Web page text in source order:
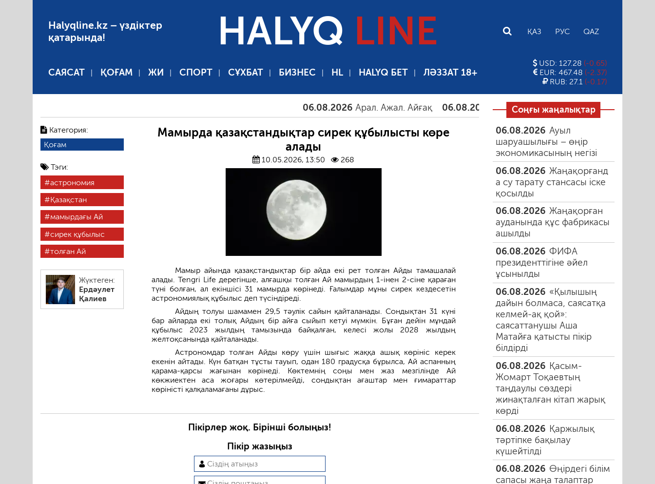
Halyqline.kz – үздіктер
қатарында!
HALYQ LINE ҚАЗ РУС QAZ
САЯСАТ ҚОҒАМ ЖИ СПОРТ СҰХБАТ БИЗНЕС HL HALYQ БЕТ ЛӘЗЗАТ 18+
USD: 127.28 (-0.65)
EUR: 467.48 (-2.37)
RUB: 27.1 (-0.17)
06.08.2026 Арал. Ажал. Айғақ 06.08.2026 Тамыздағы таңғы түтін 06.08.2026
Категория:
Қоғам
Тэги:
астрономия
Қазақстан
мамырдағы Ай
сирек құбылыс
толған Ай
Жүктеген:
Ердәулет
Қалиев
Мамырда қазақстандықтар сирек құбылысты көре
алады
10.05.2026, 13:50 268
Мамыр айында қазақстандықтар бір айда екі рет толған Айды тамашалай
алады. Tengri Life дерегінше, алғашқы толған Ай мамырдың 1-інен 2-сіне қараған
түні болған, ал екіншісі 31 мамырда көрінеді. Ғалымдар мұны сирек кездесетін
астрономиялық құбылыс деп түсіндіреді.
Айдың толуы шамамен 29,5 тәулік сайын қайталанады. Сондықтан 31 күні
бар айларда екі толық Айдың бір айға сыйып кетуі мүмкін. Бұған дейін мұндай
құбылыс 2023 жылдың тамызында байқалған, келесі жолы 2028 жылдың
желтоқсанында қайталанады.
Астрономдар толған Айды көру үшін шығыс жаққа ашық көрініс керек
екенін айтады. Күн батқан тұсты тауып, одан 180 градусқа бұрылса, Ай аспанның
қарама-қарсы жағынан көрінеді. Көктемнің соңы мен жаз мезгілінде Ай
көкжиектен аса жоғары көтерілмейді, сондықтан ағаштар мен ғимараттар
көріністі қалқаламағаны дұрыс.
Пікірлер жоқ. Бірінші болыңыз!
Пікір жазыңыз
Соңғы жаңалықтар
06.08.2026 Ауыл
шаруашылығы – өңір
экономикасының негізі
06.08.2026 Жаңақорғанд
а су тарату стансасы іске
қосылды
06.08.2026 Жаңақорған
ауданында құс фабрикасы
ашылды
06.08.2026 ФИФА
президенттігіне әйел
ұсынылды
06.08.2026 «Қылышың
дайын болмаса, саясатқа
келмей-ақ қой»:
саясаттанушы Аша
Матайға қатысты пікір
білдірді
06.08.2026 Қасым-
Жомарт Тоқаевтың
таңдаулы сөздері
жинақталған кітап жарық
көрді
06.08.2026 Қаржылық
тәртіпке бақылау
күшейтілді
06.08.2026 Өңірдегі білім
сапасы жаңа талаптар